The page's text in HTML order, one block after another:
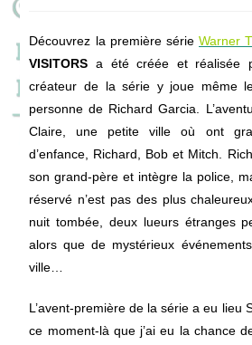
Découvrez la première série Warner
VISITORS a été créée et réalisée
créateur de la série y joue même
personne de Richard Garcia.
Claire, une petite ville où ont
d’enfance, Richard, Bob et Mitch.
son grand-père et intègre la police,
réservé n’est pas des plus
nuit tombée, deux lueurs étranges
alors que de mystérieux
ville…
L’avent-première de la série a eu lieu
ce moment-là que j’ai eu la chance